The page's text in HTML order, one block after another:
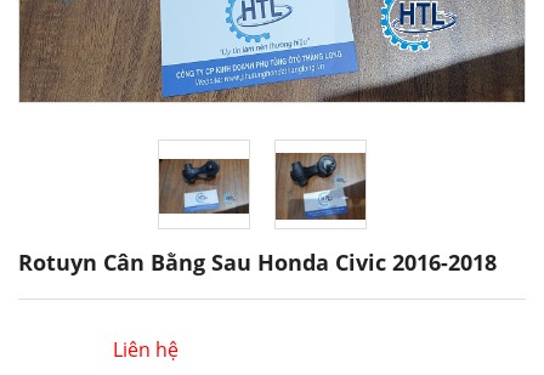
Rotuyn Cân Bằng Sau Honda Civic 2016-2018
Liên hệ